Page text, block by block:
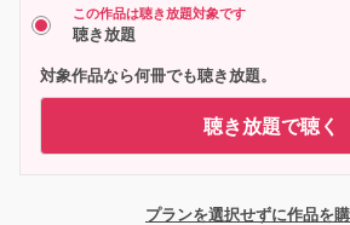
この作品は聴き放題対象です
聴き放題
対象作品なら何冊でも聴き放題。
聴き放題で聴く
プランを選択せずに作品を